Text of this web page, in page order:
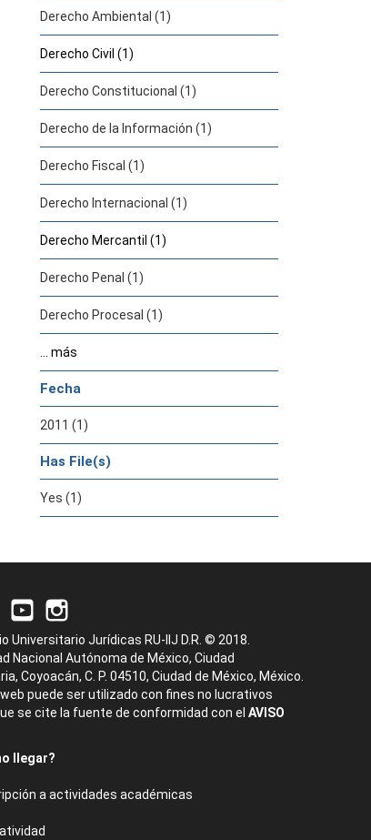
Derecho Ambiental (1)
Derecho Civil (1)
Derecho Constitucional (1)
Derecho de la Información (1)
Derecho Fiscal (1)
Derecho Internacional (1)
Derecho Mercantil (1)
Derecho Penal (1)
Derecho Procesal (1)
... más
Fecha
2011 (1)
Has File(s)
Yes (1)
Universitario Jurídicas RU-IIJ D.R. © 2018.
Nacional Autónoma de México, Ciudad
Coyoacán, C. P. 04510, Ciudad de México, México.
puede ser utilizado con fines no lucrativos
se cite la fuente de conformidad con el AVISO
llegar?
a actividades académicas